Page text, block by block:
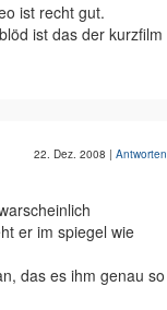
ist recht gut.
ist das der kurzfilm
22. Dez. 2008 | Antworten
er im spiegel wie
das es ihm genau so